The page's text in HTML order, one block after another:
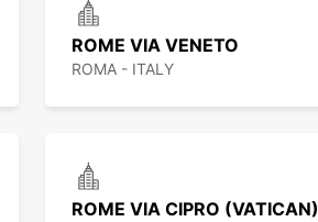
ROME VIA VENETO
ROMA - ITALY
ROME VIA CIPRO (VATICAN)